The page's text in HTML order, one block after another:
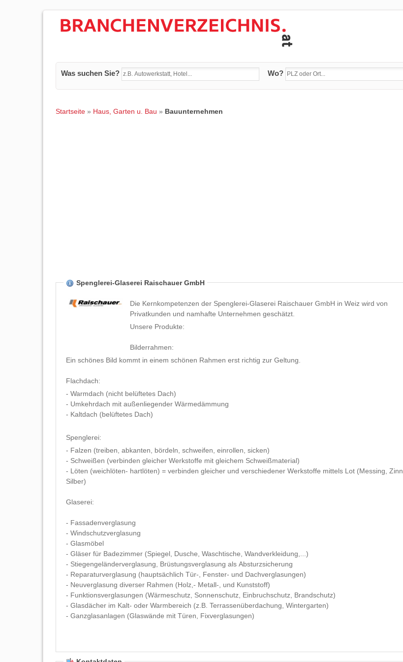
Was suchen Sie? Wo?
Startseite » Haus, Garten u. Bau » Bauunternehmen
Spenglerei-Glaserei Raischauer GmbH
Die Kernkompetenzen der Spenglerei-Glaserei Raischauer GmbH in Weiz wird von
Privatkunden und namhafte Unternehmen geschätzt.
Unsere Produkte:
Bilderrahmen:
Ein schönes Bild kommt in einem schönen Rahmen erst richtig zur Geltung.
Flachdach:
- Warmdach (nicht belüftetes Dach)
- Umkehrdach mit außenliegender Wärmedämmung
- Kaltdach (belüftetes Dach)
Spenglerei:
- Falzen (treiben, abkanten, bördeln, schweifen, einrollen, sicken)
- Schweißen (verbinden gleicher Werkstoffe mit gleichem Schweißmaterial)
- Löten (weichlöten- hartlöten) = verbinden gleicher und verschiedener Werkstoffe mittels Lot (Messing, Zinn,
Silber)
Glaserei:
- Fassadenverglasung
- Windschutzverglasung
- Glasmöbel
- Gläser für Badezimmer (Spiegel, Dusche, Waschtische, Wandverkleidung,...)
- Stiegengeländerverglasung, Brüstungsverglasung als Absturzsicherung
- Reparaturverglasung (hauptsächlich Tür-, Fenster- und Dachverglasungen)
- Neuverglasung diverser Rahmen (Holz,- Metall-, und Kunststoff)
- Funktionsverglasungen (Wärmeschutz, Sonnenschutz, Einbruchschutz, Brandschutz)
- Glasdächer im Kalt- oder Warmbereich (z.B. Terrassenüberdachung, Wintergarten)
- Ganzglasanlagen (Glaswände mit Türen, Fixverglasungen)